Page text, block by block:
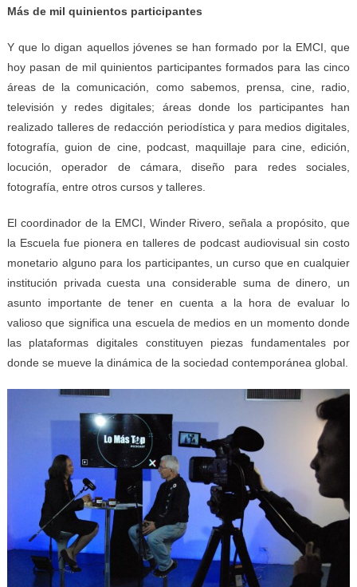
Más de mil quinientos participantes
Y que lo digan aquellos jóvenes se han formado por la EMCI, que
hoy pasan de mil quinientos participantes formados para las cinco
áreas de la comunicación, como sabemos, prensa, cine, radio,
televisión y redes digitales; áreas donde los participantes han
realizado talleres de redacción periodística y para medios digitales,
fotografía, guion de cine, podcast, maquillaje para cine, edición,
locución, operador de cámara, diseño para redes sociales,
fotografía, entre otros cursos y talleres.
El coordinador de la EMCI, Winder Rivero, señala a propósito, que
la Escuela fue pionera en talleres de podcast audiovisual sin costo
monetario alguno para los participantes, un curso que en cualquier
institución privada cuesta una considerable suma de dinero, un
asunto importante de tener en cuenta a la hora de evaluar lo
valioso que significa una escuela de medios en un momento donde
las plataformas digitales constituyen piezas fundamentales por
donde se mueve la dinámica de la sociedad contemporánea global.